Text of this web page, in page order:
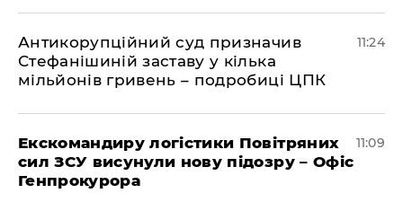
Антикорупційний суд призначив
Стефанішиній заставу у кілька
мільйонів гривень – подробиці ЦПК
11:24
Екскомандиру логістики Повітряних
сил ЗСУ висунули нову підозру – Офіс
Генпрокурора
11:09